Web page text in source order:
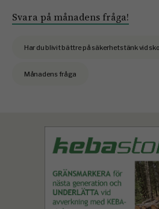
Svara på månadens fråga!
Har du blivit bättre på säkerhetstänk vid
Månadens fråga